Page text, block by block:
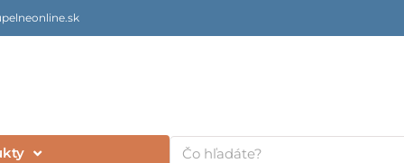
Vyhľadať